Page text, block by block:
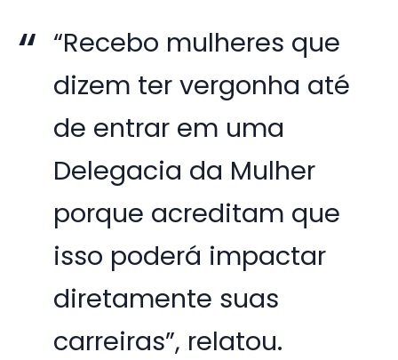
“Recebo mulheres que
dizem ter vergonha até
de entrar em uma
Delegacia da Mulher
porque acreditam que
isso poderá impactar
diretamente suas
carreiras”, relatou.